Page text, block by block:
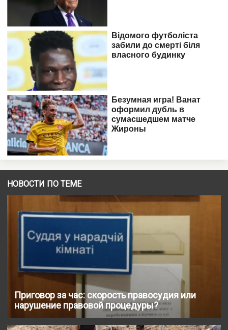
НОВОСТИ ПО ТЕМЕ
Приговор за час: скорость правосудия или
нарушение правовой процедуры?